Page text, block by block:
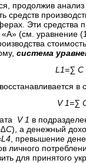
продолжив
средств
Эти средства
(см. уравнение
система
L1=∑ C
восстанавливается
V 1=∑
V 1 в
), а денежный
, превышение
личного
для принятого